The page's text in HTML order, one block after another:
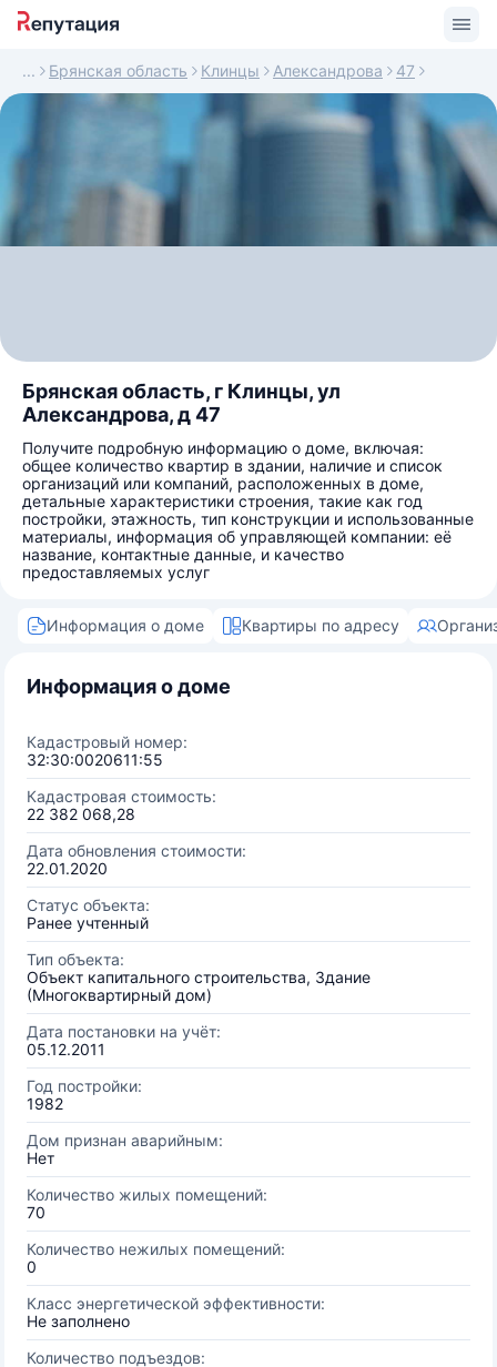
Брянская область Клинцы Александрова 47
Брянская область, г Клинцы, ул
Александрова, д 47
Получите подробную информацию о доме, включая:
общее количество квартир в здании, наличие и список
организаций или компаний, расположенных в доме,
детальные характеристики строения, такие как год
постройки, этажность, тип конструкции и использованные
материалы, информация об управляющей компании: её
название, контактные данные, и качество
предоставляемых услуг
Информация о доме Квартиры по адресу
Информация о доме
Кадастровый номер:
32:30:0020611:55
Кадастровая стоимость:
22 382 068,28
Дата обновления стоимости:
22.01.2020
Статус объекта:
Ранее учтенный
Тип объекта:
Объект капитального строительства, Здание
(Многоквартирный дом)
Дата постановки на учёт:
05.12.2011
Год постройки:
1982
Дом признан аварийным:
Нет
Количество жилых помещений:
70
Количество нежилых помещений:
0
Класс энергетической эффективности:
Не заполнено
Количество подъездов: